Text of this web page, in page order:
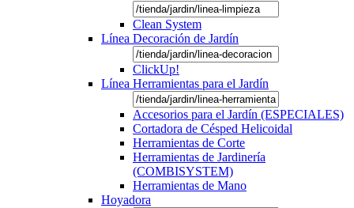
Clean System
Línea Decoración de Jardín
ClickUp!
Línea Herramientas para el Jardín
Accesorios para el Jardín (ESPECIALES)
Cortadora de Césped Helicoidal
Herramientas de Corte
Herramientas de Jardinería
(COMBISYSTEM)
Herramientas de Mano
Hoyadora